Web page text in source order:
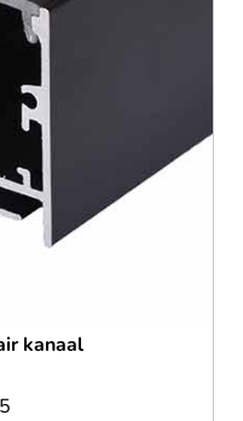
kanaal